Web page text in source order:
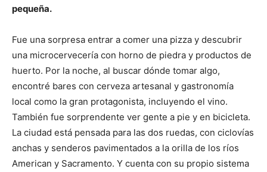
pequeña.
Fue una sorpresa entrar a comer una pizza y descubrir
una microcervecería con horno de piedra y productos de
huerto. Por la noche, al buscar dónde tomar algo,
encontré bares con cerveza artesanal y gastronomía
local como la gran protagonista, incluyendo el vino.
También fue sorprendente ver gente a pie y en bicicleta.
La ciudad está pensada para las dos ruedas, con ciclovías
anchas y senderos pavimentados a la orilla de los ríos
American y Sacramento. Y cuenta con su propio sistema